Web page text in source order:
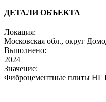
ДЕТАЛИ ОБЪЕКТА
Локация:
Московская обл., округ
Выполнено:
2024
Значение:
Фиброцементные плиты